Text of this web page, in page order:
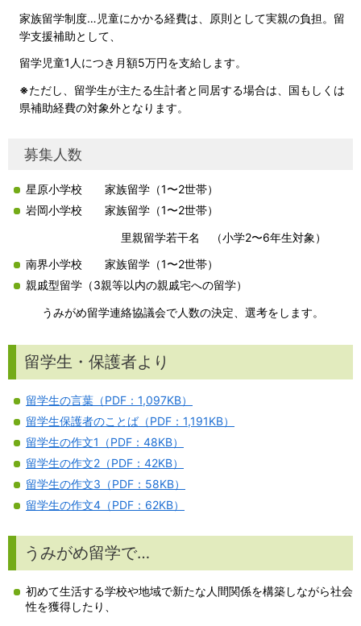
家族留学制度…児童にかかる経費は、原則として実親の負担。留
学支援補助として、
留学児童1人につき月額5万円を支給します。
※ただし、留学生が主たる生計者と同居する場合は、国もしくは
県補助経費の対象外となります。
募集人数
星原小学校 家族留学（1〜2世帯）
岩岡小学校 家族留学（1〜2世帯）
里親留学若干名 （小学2〜6年生対象）
南界小学校 家族留学（1〜2世帯）
親戚型留学（3親等以内の親戚宅への留学）
うみがめ留学連絡協議会で人数の決定、選考をします。
留学生・保護者より
留学生の言葉（PDF：1,097KB）
留学生保護者のことば（PDF：1,191KB）
留学生の作文1（PDF：48KB）
留学生の作文2（PDF：42KB）
留学生の作文3（PDF：58KB）
留学生の作文4（PDF：62KB）
うみがめ留学で…
初めて生活する学校や地域で新たな人間関係を構築しながら社会
性を獲得したり、